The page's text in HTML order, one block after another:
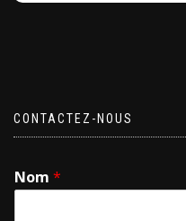
CONTACTEZ-NOUS
Nom *